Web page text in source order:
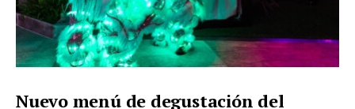
Nuevo menú de degustación del